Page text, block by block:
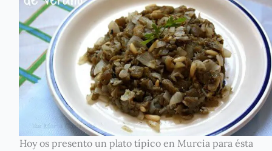
Hoy os presento un plato típico en Murcia para ésta